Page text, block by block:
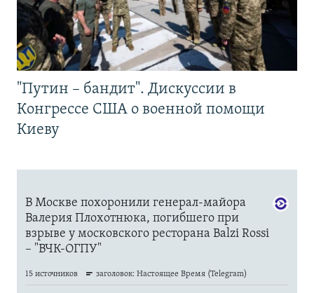
"Путин – бандит". Дискуссии в
Конгрессе США о военной помощи
Киеву